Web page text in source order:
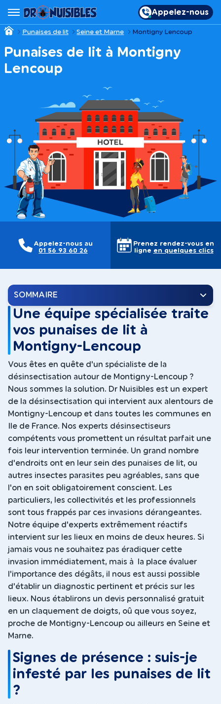
Appelez-nous
Punaises de lit Seine et Marne Montigny Lencoup
Punaises de lit à Montigny
Lencoup
Appelez-nous au
01 56 93 60 26
Prenez rendez-vous en
ligne en quelques clics
SOMMAIRE
Une équipe spécialisée traite
vos punaises de lit à
Montigny-Lencoup
Vous êtes en quête d'un spécialiste de la
désinsectisation autour de Montigny-Lencoup ?
Nous sommes la solution. Dr Nuisibles est un expert
de la désinsectisation qui intervient aux alentours de
Montigny-Lencoup et dans toutes les communes en
Ile de France. Nos experts désinsectiseurs
compétents vous promettent un résultat parfait une
fois leur intervention terminée. Un grand nombre
d'endroits ont en leur sein des punaises de lit, ou
autres insectes parasites peu agréables, sans que
l'on en soit obligatoirement conscient. Les
particuliers, les collectivités et les professionnels
sont tous frappés par ces invasions dérangeantes.
Notre équipe d'experts extrêmement réactifs
intervient sur les lieux en moins de deux heures. Si
jamais vous ne souhaitez pas éradiquer cette
invasion immédiatement, mais à la place évaluer
l'importance des dégâts, il nous est aussi possible
d'établir un diagnostic pertinent et précis sur les
lieux. Nous établirons un devis personnalisé gratuit
en un claquement de doigts, oû que vous soyez,
proche de Montigny-Lencoup ou ailleurs en Seine et
Marne.
Signes de présence : suis-je
infesté par les punaises de lit
?